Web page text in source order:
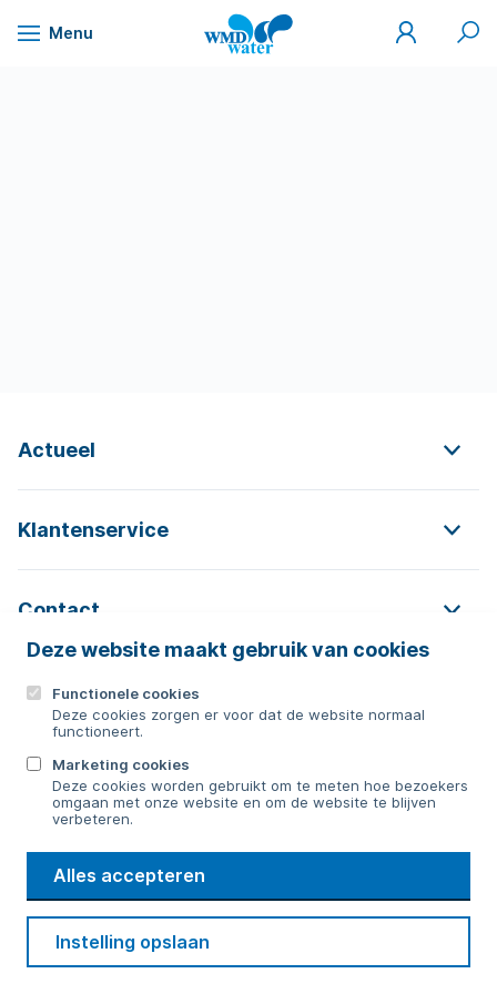
Naar
Deze website maakt gebruik van cookies
Functionele cookies
Deze cookies zorgen er voor dat de website normaal
functioneert.
Marketing cookies
Deze cookies worden gebruikt om te meten hoe bezoekers
omgaan met onze website en om de website te blijven
verbeteren.
Alles accepteren
Instelling opslaan
Menu
WMD
Drinkwater
Mijn
WMD
Zoek
Actueel
Klantenservice
Contact
Contact
Bericht sturen
WMD
Drinkwater
Cookie voorkeuren
Privacy Disclaimer